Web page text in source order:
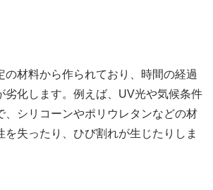
の材料から作られており、時間の経過
劣化します。例えば、UV光や気候条件
、シリコーンやポリウレタンなどの材
を失ったり、ひび割れが生じたりしま